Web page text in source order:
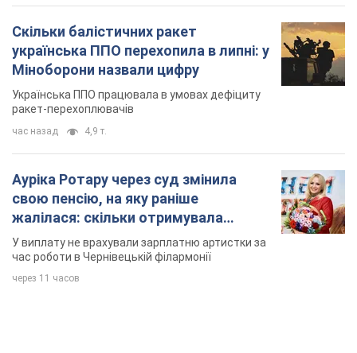
Скільки балістичних ракет
українська ППО перехопила в липні: у
Міноборони назвали цифру
Українська ППО працювала в умовах дефіциту
ракет-перехоплювачів
час назад 4,9 т.
Ауріка Ротару через суд змінила
свою пенсію, на яку раніше
жалілася: скільки отримувала
співачка
У виплату не врахували зарплатню артистки за
час роботи в Чернівецькій філармонії
через 11 часов